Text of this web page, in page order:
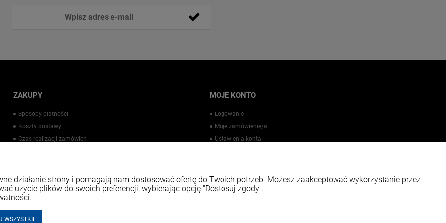
ZAKUPY
Sposoby płatności
Koszty dostawy
Czas realizacji zamówień
MOJE KONTO
Logowanie
Moje zamówienie/a
Ustawienia konta
działanie strony i pomagają nam dostosować ofertę do Twoich potrzeb. Możesz zaakceptować wykorzystanie przez
użycie plików do swoich preferencji, wybierając opcję "Dostosuj zgody".
WSZYSTKIE